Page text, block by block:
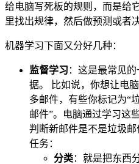
给电脑写死板的规则，而是给
里找出规律，然后做预测或者决
机器学习下面又分好几种：
监督学习 ：这是最常见
据。 比如说，你想让电
多邮件，有些你标记为“
邮件”。电脑通过学习这
判断新邮件是不是垃圾
任务：
分类：就是把东西